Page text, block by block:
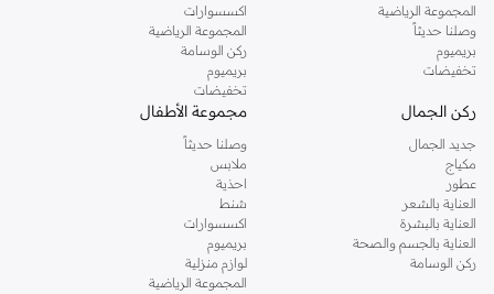
المجموعة الرياضية
وصلنا حديثاً
بريميوم
تخفيضات
اكسسوارات
المجموعة الرياضية
ركن الوسامة
بريميوم
تخفيضات
ركن الجمال
جديد الجمال
مكياج
عطور
العناية بالشعر
العناية بالبشرة
العناية بالجسم والصحة
ركن الوسامة
مجموعة الأطفال
وصلنا حديثاً
ملابس
احذية
شنط
اكسسوارات
بريميوم
لوازم منزلية
المجموعة الرياضية